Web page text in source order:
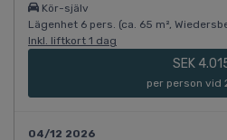
Kör-själv
Lägenhet 6 pers. (ca. 65 m²,
Inkl. liftkort 1 dag
SEK
per person vid
04/12 2026